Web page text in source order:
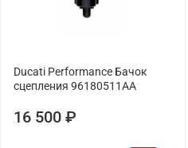
Ducati Performance Бачок
сцепления 96180511AA
16 500 ₽